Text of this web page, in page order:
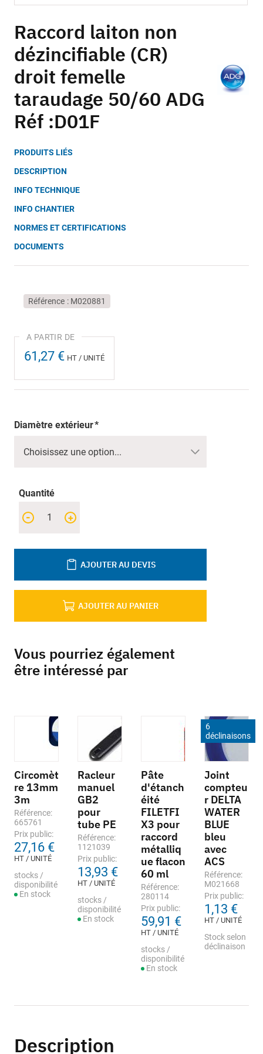
to
the
beginning
of
the
gallery
Raccord laiton non
dézincifiable (CR)
droit femelle
taraudage 50/60 ADG
Réf :D01F
PRODUITS LIÉS
DESCRIPTION
INFO TECHNIQUE
INFO CHANTIER
NORMES ET CERTIFICATIONS
DOCUMENTS
Référence M020881
61,27 € HT / UNITÉ
Diamètre extérieur
Quantité
+
-
AJOUTER AU PANIER
AJOUTER AU DEVIS
Vous pourriez également
être intéressé par
Circomèt
re 13mm
3m
Référence:
665761
Prix public:
27,16 €
HT / UNITÉ
stocks /
disponibilité
En stock
Racleur
manuel
GB2
pour
tube PE
Référence:
1121039
Prix public:
13,93 €
HT / UNITÉ
stocks /
disponibilité
En stock
Pâte
d'étanch
éité
FILETFI
X3 pour
raccord
métalliq
ue flacon
60 ml
Référence:
280114
Prix public:
59,91 €
HT / UNITÉ
stocks /
disponibilité
En stock
6
déclinaisons
Joint
compteu
r DELTA
WATER
BLUE
bleu
avec
ACS
Référence:
M021668
Prix public:
1,13 €
HT / UNITÉ
Stock selon
déclinaison
Description